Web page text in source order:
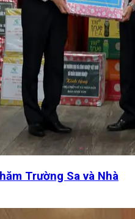
Trường Sa và Nhà